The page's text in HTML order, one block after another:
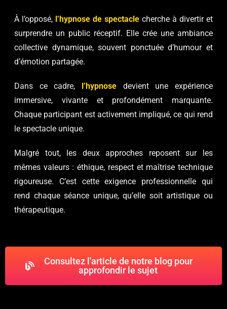
À l’opposé, l’hypnose de spectacle cherche à divertir et
surprendre un public réceptif. Elle crée une ambiance
collective dynamique, souvent ponctuée d’humour et
d’émotion partagée.
Dans ce cadre, l’hypnose devient une expérience
immersive, vivante et profondément marquante.
Chaque participant est activement impliqué, ce qui rend
le spectacle unique.
Malgré tout, les deux approches reposent sur les
mêmes valeurs : éthique, respect et maîtrise technique
rigoureuse. C’est cette exigence professionnelle qui
rend chaque séance unique, qu’elle soit artistique ou
thérapeutique.
Consultez l'article de notre blog pour
approfondir le sujet